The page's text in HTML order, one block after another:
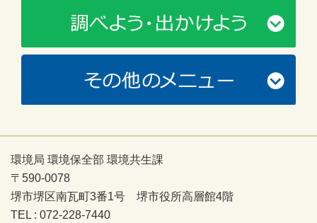
環境局 環境保全部 環境共生課
〒590-0078
堺市堺区南瓦町3番1号 堺市役所高層館4階
TEL : 072-228-7440